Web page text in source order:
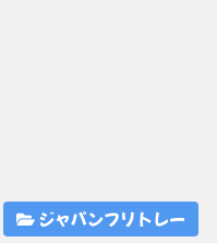
ジャパンフリトレー